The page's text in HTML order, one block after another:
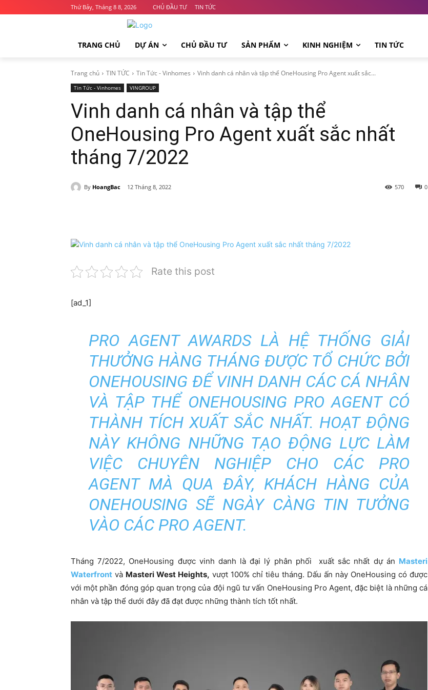
Thứ Bảy, Tháng 8 8, 2026 CHỦ ĐẦU TƯ TIN TỨC
TRANG CHỦ DỰ ÁN CHỦ ĐẦU TƯ SẢN PHẨM KINH NGHIỆM TIN TỨC
Trang chủ TIN TỨC Tin Tức - Vinhomes Vinh danh cá nhân và tập thể OneHousing Pro Agent xuất sắc...
Tin Tức - Vinhomes VINGROUP
Vinh danh cá nhân và tập thể
OneHousing Pro Agent xuất sắc nhất
tháng 7/2022
By HoangBac 12 Tháng 8, 2022 0
570
Rate this post
[ad_1]
PRO AGENT AWARDS LÀ HỆ THỐNG GIẢI
THƯỞNG HÀNG THÁNG ĐƯỢC TỔ CHỨC BỞI
ONEHOUSING ĐỂ VINH DANH CÁC CÁ NHÂN
VÀ TẬP THỂ ONEHOUSING PRO AGENT CÓ
THÀNH TÍCH XUẤT SẮC NHẤT. HOẠT ĐỘNG
NÀY KHÔNG NHỮNG TẠO ĐỘNG LỰC LÀM
VIỆC CHUYÊN NGHIỆP CHO CÁC PRO
AGENT MÀ QUA ĐÂY, KHÁCH HÀNG CỦA
ONEHOUSING SẼ NGÀY CÀNG TIN TƯỞNG
VÀO CÁC PRO AGENT.
Tháng 7/2022, OneHousing được vinh danh là đại lý phân phối xuất sắc nhất dự án Masteri
Waterfront và Masteri West Heights, vượt 100% chỉ tiêu tháng. Dấu ấn này OneHousing có được
với một phần đóng góp quan trọng của đội ngũ tư vấn OneHousing Pro Agent, đặc biệt là những cá
nhân và tập thể dưới đây đã đạt được những thành tích tốt nhất.